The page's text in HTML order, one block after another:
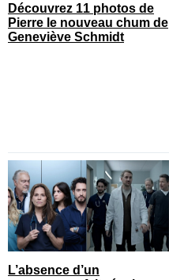
Découvrez 11 photos de
Pierre le nouveau chum de
Geneviève Schmidt
L’absence d’un